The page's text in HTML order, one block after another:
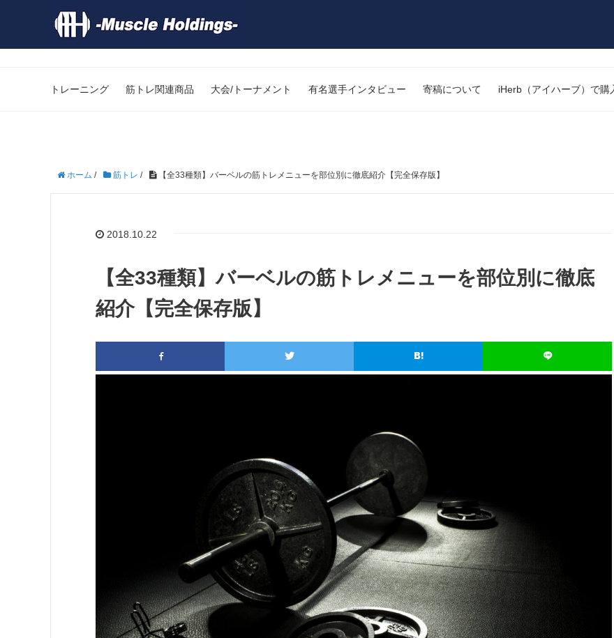
トレーニング 筋トレ関連商品 大会/トーナメント 有名選手インタビュー 寄稿について iHerb（アイハーブ）で
ホーム / 筋トレ / 【全33種類】バーベルの筋トレメニューを部位別に徹底紹介【完全保存版】
2018.10.22
【全33種類】バーベルの筋トレメニューを部位別に徹底
紹介【完全保存版】